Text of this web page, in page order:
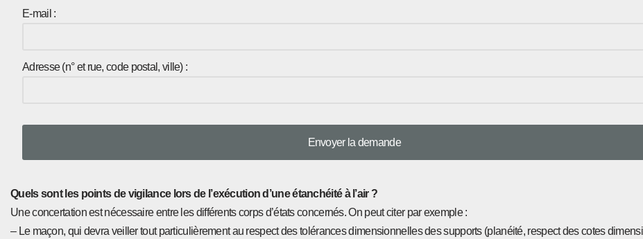
E-mail :
Adresse (n° et rue, code postal, ville) :
Quels sont les points de vigilance lors de l’exécution d’une étanchéité à l’air ?
Une concertation est nécessaire entre les différents corps d’états concernés. On peut citer par exemple :
– Le maçon, qui devra veiller tout particulièrement au respect des tolérances dimensionnelles des supports (planéité, respect des cotes